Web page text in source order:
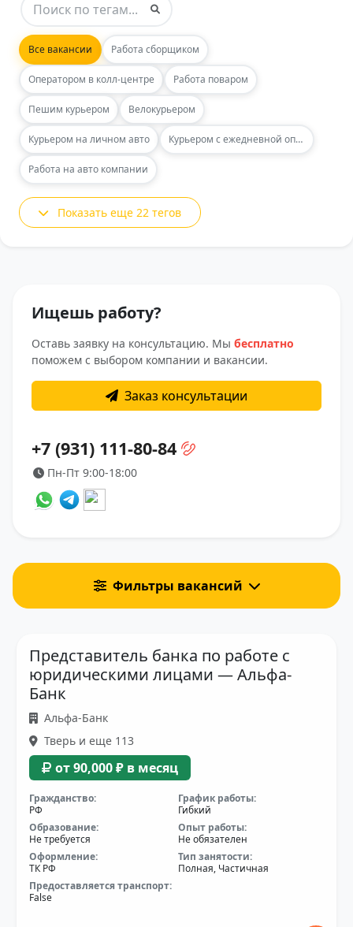
Все вакансии Работа сборщиком
Оператором в колл-центре Работа поваром
Пешим курьером Велокурьером
Курьером на личном авто Курьером с ежедневной оплатой
Работа на авто компании
Показать еще 22 тегов
Фильтры вакансий
Ищешь работу?
Оставь заявку на консультацию. Мы бесплатно
поможем с выбором компании и вакансии.
Заказ консультации
+7 (931) 111-80-84
Пн-Пт 9:00-18:00
Представитель банка по работе с
юридическими лицами — Альфа-
Банк
Альфа-Банк
Тверь и еще 113
от 90,000 ₽ в месяц
Гражданство:
РФ
График работы:
Гибкий
Образование:
Не требуется
Опыт работы:
Не обязателен
Оформление:
ТК РФ
Тип занятости:
Полная, Частичная
Предоставляется транспорт:
False